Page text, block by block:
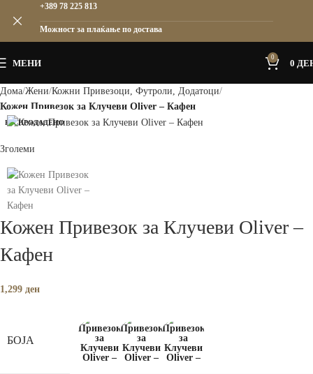
МЕНИ
0
0
Дома Жени Кожни Привезоци, Футроли, Додатоци
Кожен Привезок за Клучеви Oliver – Кафен
РАСПРОДАДЕНО
Зголеми
Кожен Привезок за Клучеви Oliver –
Кафен
1,299 ден
БОЈА
+389 78 225 813
Можност за плаќање по достава